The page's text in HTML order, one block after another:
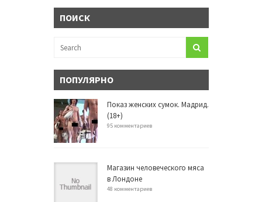
ПОИСК
ПОПУЛЯРНО
Показ женских сумок. Мадрид.
(18+)
95 комментариев
Магазин человеческого мяса
в Лондоне
48 комментариев